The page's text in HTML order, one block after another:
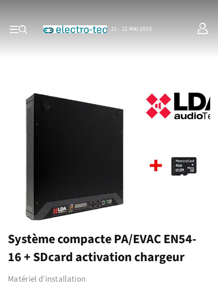
21 - 22 MAI 2025
Système compacte PA/EVAC EN54-
16 + SDcard activation chargeur
Matériel d'installation